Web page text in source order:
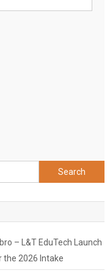
Search
for:
– L&T EduTech Launch
the 2026 Intake